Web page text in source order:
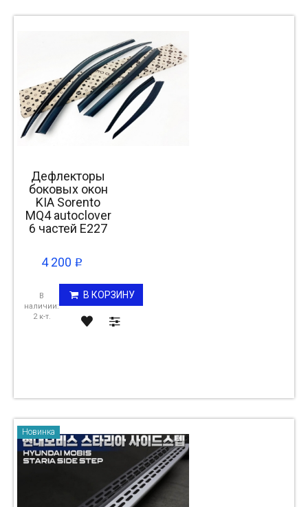
Дефлекторы
боковых окон
KIA Sorento
MQ4 autoclover
6 частей E227
4 200 p
В
наличии:
2 к-т.
В КОРЗИНУ
Новинка